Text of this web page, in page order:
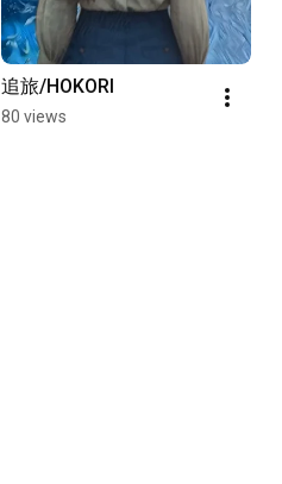
追旅/HOKORI
80 views